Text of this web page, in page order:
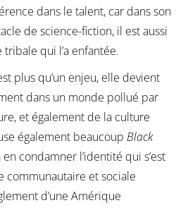
dans le talent, car dans son
de science-fiction, il est aussi
qui l’a enfantée.
plus qu’un enjeu, elle devient
dans un monde pollué par
et également de la culture
également beaucoup Black
condamner l’identité qui s’est
communautaire et sociale
d’une Amérique